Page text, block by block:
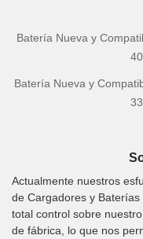
Batería Nueva y
Batería Nueva y
Actualmente nuestros
de Cargadores y
total control sobre
de fábrica, lo que nos